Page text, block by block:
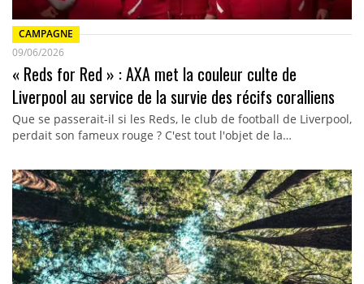
CAMPAGNE
09/06/2026
« Reds for Red » : AXA met la couleur culte de
Liverpool au service de la survie des récifs coralliens
Que se passerait-il si les Reds, le club de football de Liverpool,
perdait son fameux rouge ? C'est tout l'objet de la…